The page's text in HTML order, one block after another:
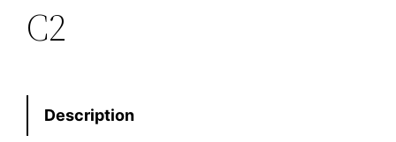
C2
Description